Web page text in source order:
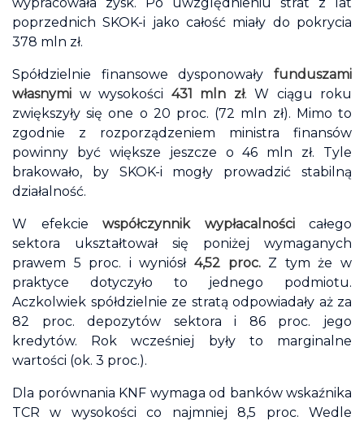
poprzednich SKOK-i jako całość miały do pokrycia
378 mln zł.
Spółdzielnie finansowe dysponowały funduszami
własnymi w wysokości 431 mln zł. W ciągu roku
zwiększyły się one o 20 proc. (72 mln zł). Mimo to
zgodnie z rozporządzeniem ministra finansów
powinny być większe jeszcze o 46 mln zł. Tyle
brakowało, by SKOK-i mogły prowadzić stabilną
działalność.
W efekcie współczynnik wypłacalnościcałego
sektora ukształtował się poniżej wymaganych
prawem 5 proc. i wyniósł 4,52 proc.Z tym że w
praktyce dotyczyło to jednego podmiotu.
Aczkolwiek spółdzielnie ze stratą odpowiadały aż za
82 proc. depozytów sektora i 86 proc. jego
kredytów. Rok wcześniej były to marginalne
wartości (ok. 3 proc.).
Dla porównania KNF wymaga od banków wskaźnika
TCR w wysokości co najmniej 8,5 proc. Wedle